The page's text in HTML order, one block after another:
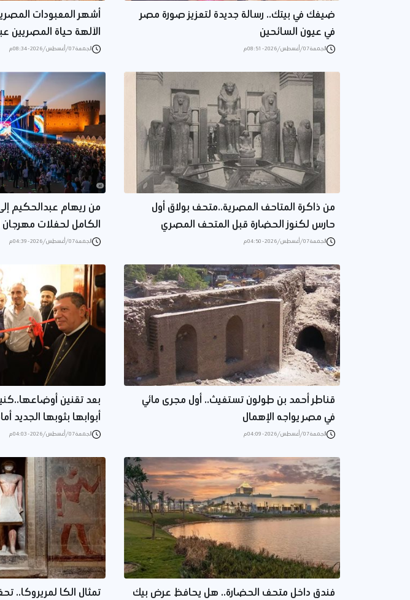
ضيفك في بيتك.. رسالة جديدة لتعزيز صورة مصر
في عيون السائحين
الجمعة 07/أغسطس/2026 - 08:51 م
أشهر المعبودات
الآلهة حياة المصريين
الجمعة 07/أغسطس/2026 - 08:34 م
من ذاكرة المتاحف المصرية..متحف بولاق أول
حارس لكنوز الحضارة قبل المتحف المصري
الجمعة 07/أغسطس/2026 - 04:50 م
من ريهام عبدالحكيم
الكامل لحفلات مهرجان
الجمعة 07/أغسطس/2026 - 04:39 م
قناطر أحمد بن طولون تستغيث.. أول مجرى مائي
في مصر يواجه الإهمال
الجمعة 07/أغسطس/2026 - 04:09 م
بعد تقنين
أبوابها بثوبها الجديد
الجمعة 07/أغسطس/2026 - 04:03 م
فندق داخل متحف الحضارة.. هل يحافظ عرض بيك
تمثال الكا لمريروكا..